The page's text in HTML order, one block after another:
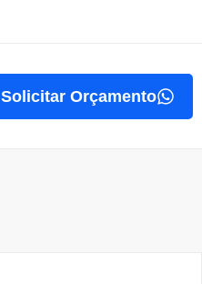
Solicitar Orçamento